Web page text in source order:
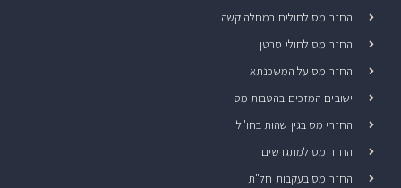
החזר מס לחולים במחלה קשה
החזר מס לחולי סרטן
החזר מס על המשכנתא
ישובים המזכים בהטבות מס
החזרי מס בגין שהות בחו"ל
החזר מס למתגרשים
החזר מס בעקבות חל"ת